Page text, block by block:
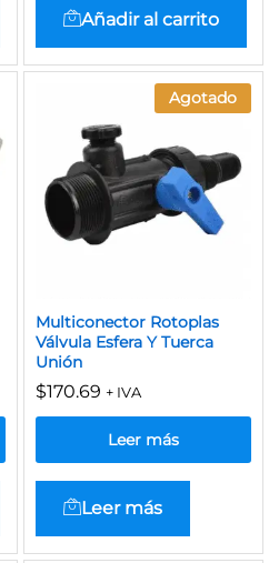
Añadir al carrito
Agotado
Multiconector Rotoplas
Válvula Esfera Y Tuerca
Unión
$170.69 + IVA
Leer más
Leer más